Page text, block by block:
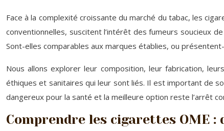
Face à la complexité croissante du marché du tabac, les
conventionnelles, suscitent l’intérêt des fumeurs soucieux
Sont-elles comparables aux marques établies, ou
Nous allons explorer leur composition, leur fabrication,
éthiques et sanitaires qui leur sont liés. Il est important de
dangereux pour la santé et la meilleure option reste l’arrêt
Comprendre les cigarettes OME